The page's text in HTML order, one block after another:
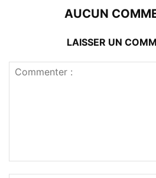
AUCUN
LAISSER UN